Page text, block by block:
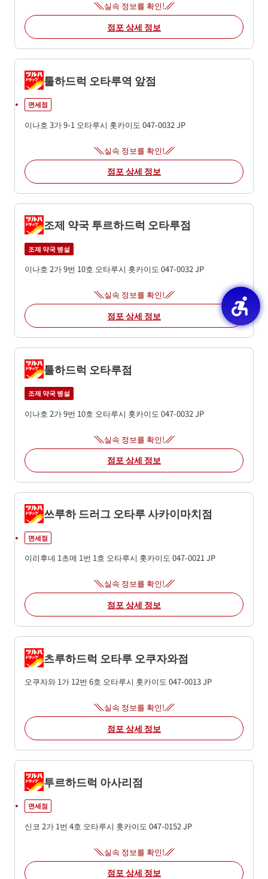
실속 정보를 확인!
점포 상세 정보
툴하드럭 오타루역 앞점
면세점
이나호 3가 9-1 오타루시 홋카이도 047-0032 JP
실속 정보를 확인!
점포 상세 정보
조제 약국 투르하드럭 오타루점
조제 약국 병설
이나호 2가 9번 10호 오타루시 홋카이도 047-0032JP
실속 정보를 확인!
점포 상세 정보
툴하드럭 오타루점
조제 약국 병설
이나호 2가 9번 10호 오타루시 홋카이도 047-0032 JP
실속 정보를 확인!
점포 상세 정보
쓰루하 드러그 오타루 사카이마치점
면세점
이리후네 1초메 1번 1호 오타루시 홋카이도 047-0021JP
실속 정보를 확인!
점포 상세 정보
츠루하드럭 오타루 오쿠자와점
오쿠자와 1가 12번 6호 오타루시 홋카이도 047-0013JP
실속 정보를 확인!
점포 상세 정보
투르하드럭 아사리점
면세점
신코 2가 1번 4호 오타루시 홋카이도 047-0152 JP
실속 정보를 확인!
점포 상세 정보